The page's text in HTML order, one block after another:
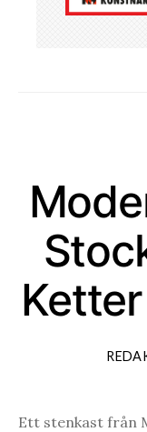
Ett stenkast från